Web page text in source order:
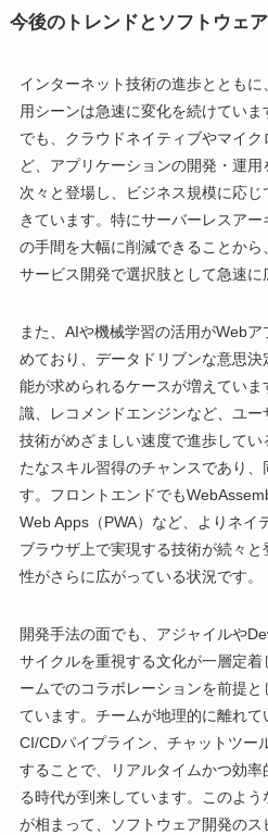
今後のトレンドとソフトウェ
インターネット技術の進歩ととも
用シーンは急速に変化を続けてい
でも、クラウドネイティブやマイ
ど、アプリケーションの開発・運
次々と登場し、ビジネス規模に応
きています。特にサーバーレスア
の手間を大幅に削減できることか
サービス開発で選択肢として急速に
また、AIや機械学習の活用がWeb
めており、データドリブンな意思
能が求められるケースが増えてい
識、レコメンドエンジンなど、ユ
技術がめざましい速度で進歩して
たなスキル習得のチャンスであり
す。フロントエンドでも
Web Apps（PWA）など、よりネイ
ブラウザ上で実現する技術が続々
性がさらに広がっている状況です。
開発手法の面でも、アジャイルや
サイクルを重視する文化が一層定
ームでのコラボレーションを前提
ています。チームが地理的に離れ
CI/CDパイプライン、チャットツー
することで、リアルタイムかつ効
る時代が到来しています。このよ
が相まって、ソフトウェア開発の